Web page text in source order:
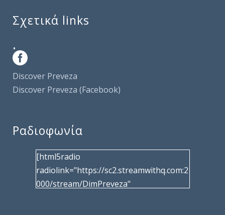
Σχετικά links
.
Discover Preveza
Discover Preveza (Facebook)
Ραδιοφωνία
[html5radio
radiolink="https://sc2.streamwithq.com:2
000/stream/DimPreveza"